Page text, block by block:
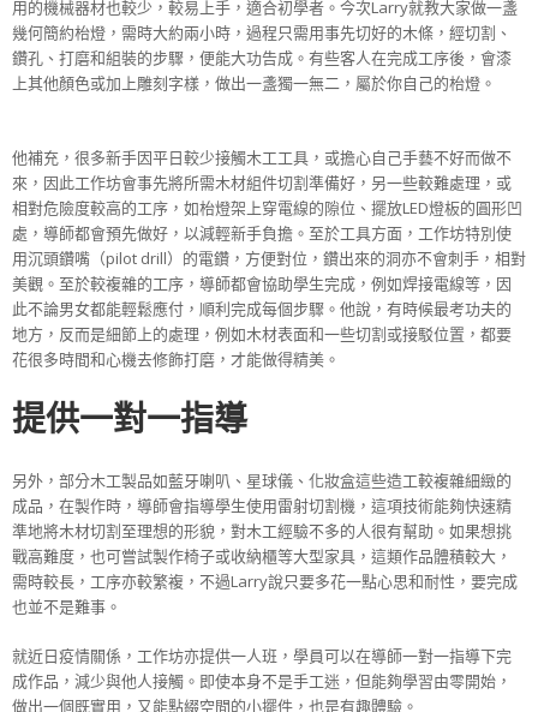
用的機械器材也較少，較易上手，適合初學者。今次Larry就教大家做一盞
幾何簡約枱燈，需時大約兩小時，過程只需用事先切好的木條，經切割、
鑽孔、打磨和組裝的步驟，便能大功告成。有些客人在完成工序後，會漆
上其他顏色或加上雕刻字樣，做出一盞獨一無二，屬於你自己的枱燈。
他補充，很多新手因平日較少接觸木工工具，或擔心自己手藝不好而做不
來，因此工作坊會事先將所需木材組件切割準備好，另一些較難處理，或
相對危險度較高的工序，如枱燈架上穿電線的隙位、擺放LED燈板的圓形凹
處，導師都會預先做好，以減輕新手負擔。至於工具方面，工作坊特別使
用沉頭鑽嘴（pilot drill）的電鑽，方便對位，鑽出來的洞亦不會刺手，相對
美觀。至於較複雜的工序，導師都會協助學生完成，例如焊接電線等，因
此不論男女都能輕鬆應付，順利完成每個步驟。他說，有時候最考功夫的
地方，反而是細節上的處理，例如木材表面和一些切割或接駁位置，都要
花很多時間和心機去修飾打磨，才能做得精美。
提供一對一指導
另外，部分木工製品如藍牙喇叭、星球儀、化妝盒這些造工較複雜細緻的
成品，在製作時，導師會指導學生使用雷射切割機，這項技術能夠快速精
準地將木材切割至理想的形貌，對木工經驗不多的人很有幫助。如果想挑
戰高難度，也可嘗試製作椅子或收納櫃等大型家具，這類作品體積較大，
需時較長，工序亦較繁複，不過Larry說只要多花一點心思和耐性，要完成
也並不是難事。
就近日疫情關係，工作坊亦提供一人班，學員可以在導師一對一指導下完
成作品，減少與他人接觸。即使本身不是手工迷，但能夠學習由零開始，
做出一個既實用，又能點綴空間的小擺件，也是有趣體驗。